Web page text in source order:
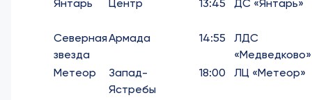
Янтарь
Центр 13:45 ДС «Янтарь»
Северная
звезда
Армада 14:55
ЛДС
«Медведково»
Метеор
Запад-
Ястребы
18:00 ЛЦ «Метеор»